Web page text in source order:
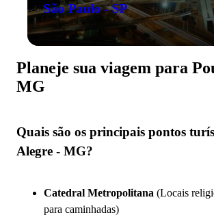
São Paulo - SP
Planeje sua viagem para
MG
Quais são os principais pontos
Alegre - MG?
Catedral Metropolitana (Locais
para caminhadas)